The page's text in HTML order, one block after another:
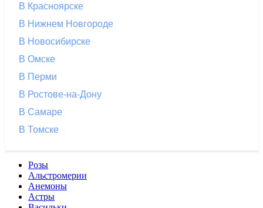
В Красноярске
В Нижнем Новгороде
В Новосибирске
В Омске
В Перми
В Ростове-на-Дону
В Самаре
В Томске
Розы
Альстромерии
Анемоны
Астры